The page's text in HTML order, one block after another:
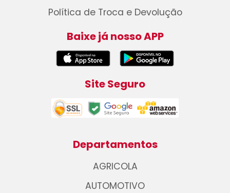
Política de Troca e Devolução
Baixe já nosso APP
Site Seguro
Departamentos
AGRICOLA
AUTOMOTIVO